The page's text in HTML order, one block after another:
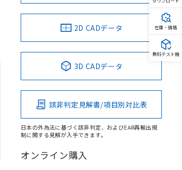
2D CADデータ
3D CADデータ
該非判定見解書/項目別対比表
日本の外為法に基づく該非判定、およびEAR再輸出規
制に関する見解が入手できます。
オンライン購入
在庫・価格
無料テスト機